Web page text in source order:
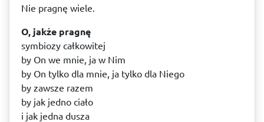
Nie pragnę wiele.
O, jakże pragnę
symbiozy całkowitej
by On we mnie, ja w Nim
by On tylko dla mnie, ja tylko dla Niego
by zawsze razem
by jak jedno ciało
i jak jedna dusza